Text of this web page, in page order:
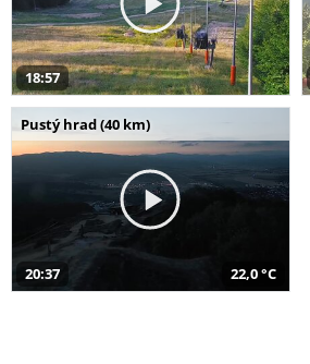
18:57
Pustý hrad (40 km)
20:37 22,0 °C